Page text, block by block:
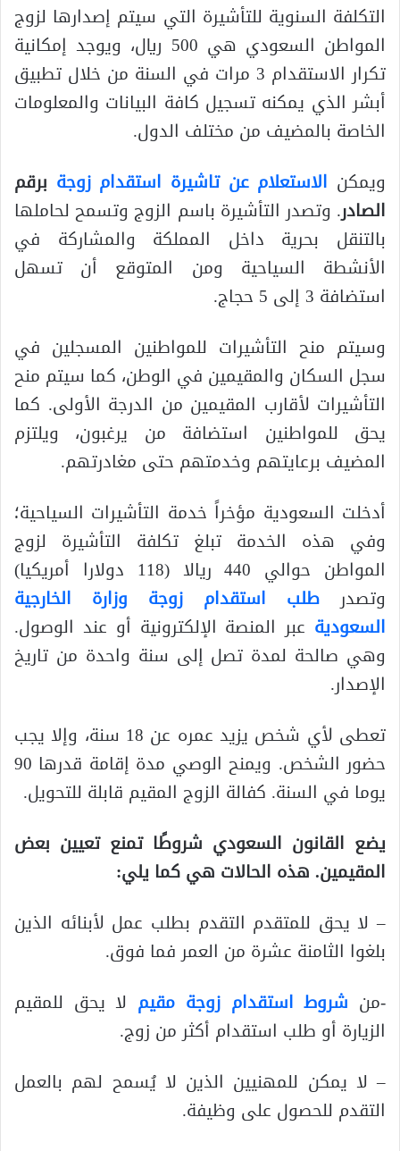
التكلفة السنوية للتأشيرة التي سيتم إصدارها لزوج
المواطن السعودي هي 500 ريال، ويوجد إمكانية
تكرار الاستقدام 3 مرات في السنة من خلال تطبيق
أبشر الذي يمكنه تسجيل كافة البيانات والمعلومات
الخاصة بالمضيف من مختلف الدول.
ويمكن الاستعلام عن تاشيرة استقدام زوجة برقم
الصادر. وتصدر التأشيرة باسم الزوج وتسمح لحاملها
بالتنقل بحرية داخل المملكة والمشاركة في
الأنشطة السياحية ومن المتوقع أن تسهل
استضافة 3 إلى 5 حجاج.
وسيتم منح التأشيرات للمواطنين المسجلين في
سجل السكان والمقيمين في الوطن، كما سيتم منح
التأشيرات لأقارب المقيمين من الدرجة الأولى. كما
يحق للمواطنين استضافة من يرغبون، ويلتزم
المضيف برعايتهم وخدمتهم حتى مغادرتهم.
أدخلت السعودية مؤخراً خدمة التأشيرات السياحية؛
وفي هذه الخدمة تبلغ تكلفة التأشيرة لزوج
المواطن حوالي 440 ريالا (118 دولارا أمريكيا)
وتصدر
طلب استقدام زوجة وزارة الخارجية
السعودية عبر المنصة الإلكترونية أو عند الوصول.
وهي صالحة لمدة تصل إلى سنة واحدة من تاريخ
الإصدار.
تعطى لأي شخص يزيد عمره عن 18 سنة، وإلا يجب
حضور الشخص. ويمنح الوصي مدة إقامة قدرها 90
يوما في السنة. كفالة الزوج المقيم قابلة للتحويل.
يضع القانون السعودي شروطًا تمنع تعيين بعض
المقيمين. هذه الحالات هي كما يلي:
– لا يحق للمتقدم التقدم بطلب عمل لأبنائه الذين
بلغوا الثامنة عشرة من العمر فما فوق.
-من شروط استقدام زوجة مقيم لا يحق للمقيم
الزيارة أو طلب استقدام أكثر من زوج.
– لا يمكن للمهنيين الذين لا يُسمح لهم بالعمل
التقدم للحصول على وظيفة.